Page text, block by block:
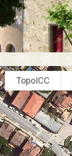
TopoICC